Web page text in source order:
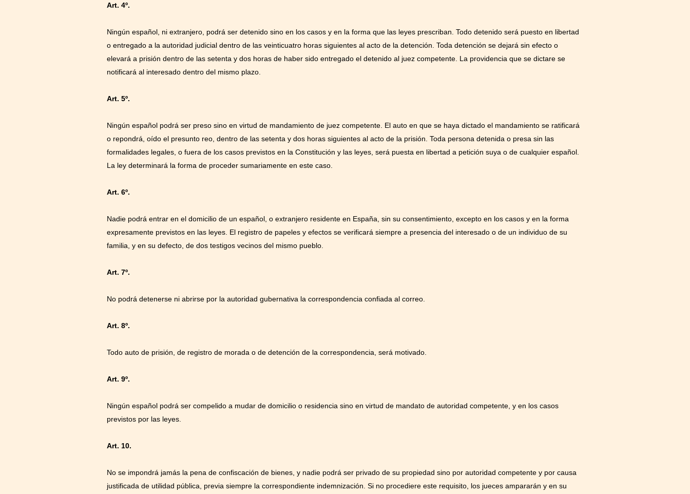
Art. 4º.
Ningún español, ni extranjero, podrá ser detenido sino en los casos y en la forma que las leyes prescriban. Todo detenido será puesto en libertad
o entregado a la autoridad judicial dentro de las veinticuatro horas siguientes al acto de la detención. Toda detención se dejará sin efecto o
elevará a prisión dentro de las setenta y dos horas de haber sido entregado el detenido al juez competente. La providencia que se dictare se
notificará al interesado dentro del mismo plazo.
Art. 5º.
Ningún español podrá ser preso sino en virtud de mandamiento de juez competente. El auto en que se haya dictado el mandamiento se ratificará
o repondrá, oído el presunto reo, dentro de las setenta y dos horas siguientes al acto de la prisión. Toda persona detenida o presa sin las
formalidades legales, o fuera de los casos previstos en la Constitución y las leyes, será puesta en libertad a petición suya o de cualquier español.
La ley determinará la forma de proceder sumariamente en este caso.
Art. 6º.
Nadie podrá entrar en el domicilio de un español, o extranjero residente en España, sin su consentimiento, excepto en los casos y en la forma
expresamente previstos en las leyes. El registro de papeles y efectos se verificará siempre a presencia del interesado o de un individuo de su
familia, y en su defecto, de dos testigos vecinos del mismo pueblo.
Art. 7º.
No podrá detenerse ni abrirse por la autoridad gubernativa la correspondencia confiada al correo.
Art. 8º.
Todo auto de prisión, de registro de morada o de detención de la correspondencia, será motivado.
Art. 9º.
Ningún español podrá ser compelido a mudar de domicilio o residencia sino en virtud de mandato de autoridad competente, y en los casos
previstos por las leyes.
Art. 10.
No se impondrá jamás la pena de confiscación de bienes, y nadie podrá ser privado de su propiedad sino por autoridad competente y por causa
justificada de utilidad pública, previa siempre la correspondiente indemnización. Si no procediere este requisito, los jueces ampararán y en su